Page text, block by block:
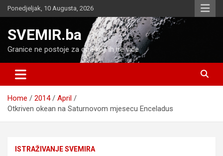
Skip
to
Ponedjeljak, 10 Augusta, 2026
SVEMIR.ba
Granice ne postoje za one koji ih ne vide
Home 2014
April
Otkriven okean na Saturnovom mjesecu Enceladus
ISTRAŽIVANJE SVEMIRA